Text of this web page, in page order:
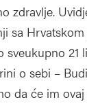
zdravlje.
sa
sveukupno
o sebi –
da će im